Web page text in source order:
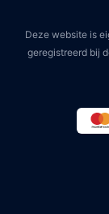
Deze website is
geregistreerd bij